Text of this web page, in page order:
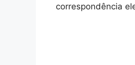
correspondência